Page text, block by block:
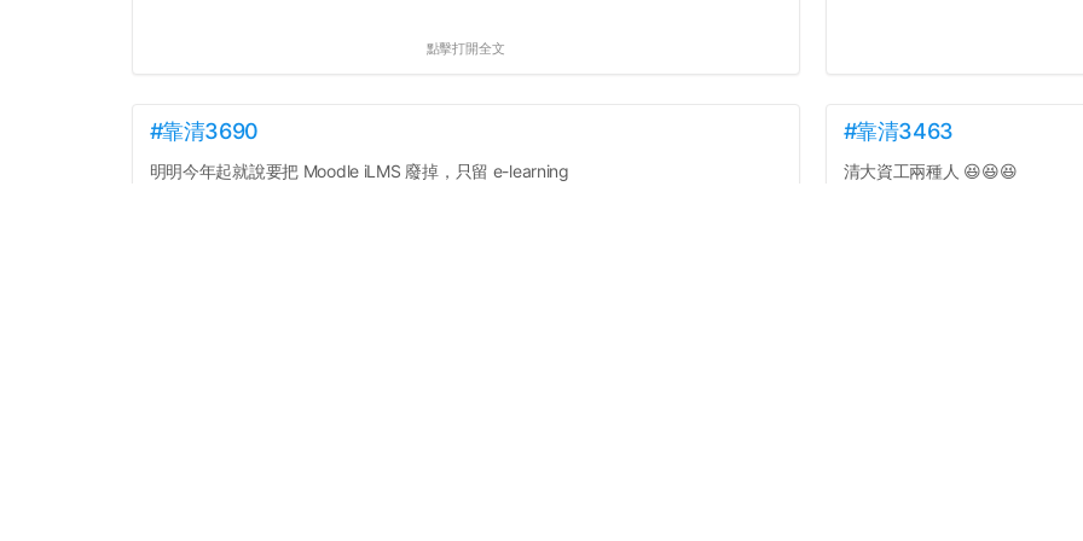
點擊打開全文
#靠清3690
明明今年起就說要把 Moodle iLMS 廢掉，只留 e-learning
#靠清3463
清大資工兩種人 😆😆😆